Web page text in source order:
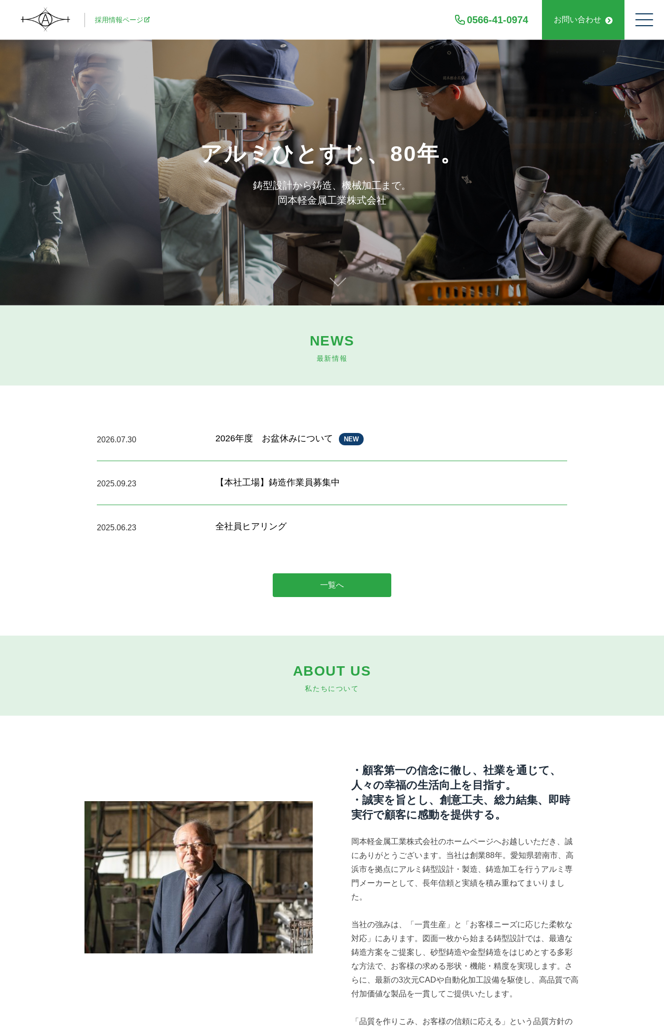
採用情報ページ 0566-41-0974 お問い合わせ
アルミひとすじ、80年。
鋳型設計から鋳造、機械加工まで。
岡本軽金属工業株式会社
NEWS
最新情報
2026.07.30 2026年度 お盆休みについて NEW
2025.09.23 【本社工場】鋳造作業員募集中
2025.06.23 全社員ヒアリング
一覧へ
ABOUT US
私たちについて
・顧客第一の信念に徹し、社業を通じて、
人々の幸福の生活向上を目指す。
・誠実を旨とし、創意工夫、総力結集、即時
実行で顧客に感動を提供する。
岡本軽金属工業株式会社のホームページへお越しいただき、誠
にありがとうございます。当社は創業88年。愛知県碧南市、高
浜市を拠点にアルミ鋳型設計・製造、鋳造加工を行うアルミ専
門メーカーとして、長年信頼と実績を積み重ねてまいりまし
た。
当社の強みは、「一貫生産」と「お客様ニーズに応じた柔軟な
対応」にあります。図面一枚から始まる鋳型設計では、最適な
鋳造方案をご提案し、砂型鋳造や金型鋳造をはじめとする多彩
な方法で、お客様の求める形状・機能・精度を実現します。さ
らに、最新の3次元CADや自動化加工設備を駆使し、高品質で高
付加価値な製品を一貫してご提供いたします。
「品質を作りこみ、お客様の信頼に応える」という品質方針の